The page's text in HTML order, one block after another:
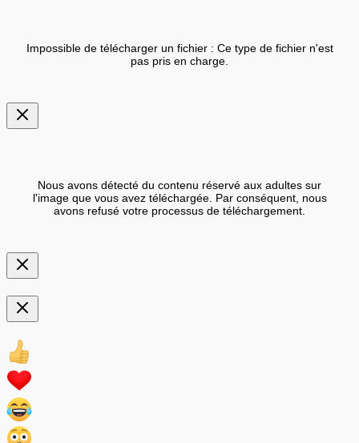
Impossible de télécharger un fichier : Ce type de fichier n'est
pas pris en charge.
Nous avons détecté du contenu réservé aux adultes sur
l'image que vous avez téléchargée. Par conséquent, nous
avons refusé votre processus de téléchargement.